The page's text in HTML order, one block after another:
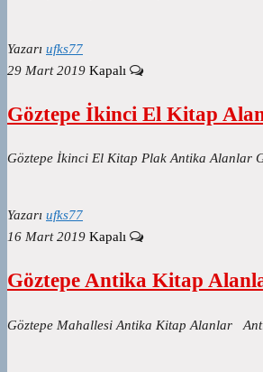
Yazarı ufks77
29 Mart 2019 Kapalı
Göztepe İkinci El Kitap
Göztepe İkinci El Kitap Plak Antika Alanlar
Yazarı ufks77
16 Mart 2019 Kapalı
Göztepe Antika Kitap
Göztepe Mahallesi Antika Kitap Alanlar